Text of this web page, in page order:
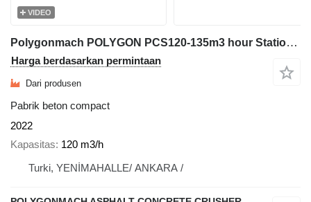
VIDEO
Polygonmach POLYGON PCS120-135m3 hour Stationary concrete batching plant
Harga berdasarkan permintaan
Dari produsen
Pabrik beton compact
2022
Kapasitas 120 m3/h
Turki, YENİMAHALLE/ ANKARA /